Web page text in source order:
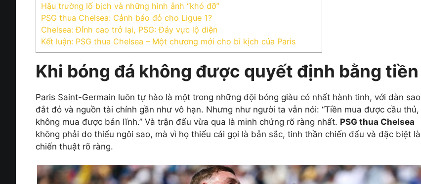
Hậu trường lố bịch và những hình ảnh “khó đỡ”
PSG thua Chelsea: Cảnh báo đỏ cho Ligue 1?
Chelsea: Đỉnh cao trở lại, PSG: Đáy vực lộ diện
Kết luận: PSG thua Chelsea – Một chương mới cho bi kịch của Paris
Khi bóng đá không được quyết định bằng tiền
Paris Saint-Germain luôn tự hào là một trong những đội bóng giàu có nhất hành tinh, với dàn sao
đắt đỏ và nguồn tài chính gần như vô hạn. Nhưng như người ta vẫn nói: “Tiền mua được cầu thủ,
không mua được bản lĩnh.” Và trận đấu vừa qua là minh chứng rõ ràng nhất. PSG thua Chelsea
không phải do thiếu ngôi sao, mà vì họ thiếu cái gọi là bản sắc, tinh thần chiến đấu và đặc biệt là
chiến thuật rõ ràng.